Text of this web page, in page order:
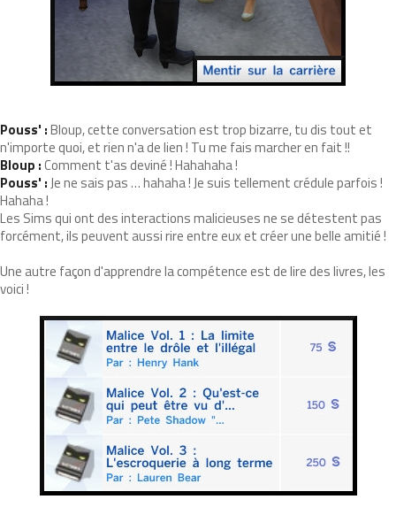
Pouss' :Bloup, cette conversation est trop bizarre, tu dis tout et
n'importe quoi, et rien n'a de lien ! Tu me fais marcher en fait !!
Bloup :Comment t'as deviné ! Hahahaha !
Pouss' :Je ne sais pas … hahaha ! Je suis tellement crédule parfois !
Hahaha !
Les Sims qui ont des interactions malicieuses ne se détestent pas
forcément, ils peuvent aussi rire entre eux et créer une belle amitié !
Une autre façon d'apprendre la compétence est de lire des livres, les
voici !